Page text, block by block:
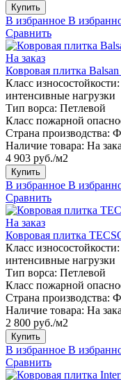
Купить
В избранное В
Сравнить
На заказ
Ковровая плитка
Класс износостойкости:
интенсивные нагрузки
Тип ворса: Петлевой
Класс пожарной
Страна производства:
Наличие товара: На
4 903 руб./м2
Купить
В избранное В
Сравнить
На заказ
Ковровая плитка
Класс износостойкости:
интенсивные нагрузки
Тип ворса: Петлевой
Класс пожарной
Страна производства:
Наличие товара: На
2 800 руб./м2
Купить
В избранное В
Сравнить